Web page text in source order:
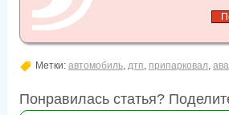
Метки: автомобиль, дтп, припарковал,
Понравилась статья?